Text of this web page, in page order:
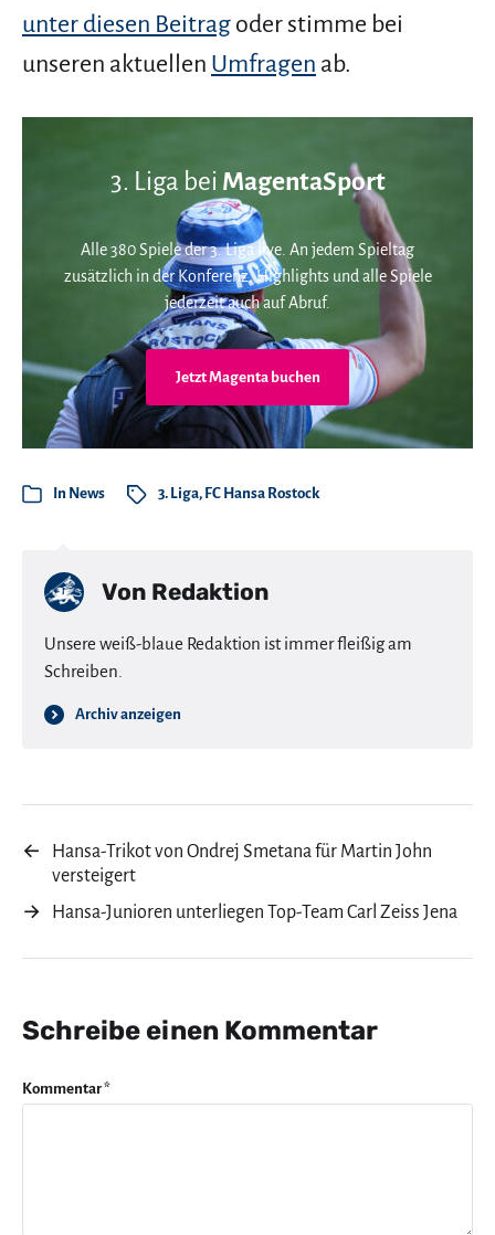
unter diesen Beitrag oder stimme bei
unseren aktuellen Umfragen ab.
3. Liga bei MagentaSport
Alle 380 Spiele der 3. Liga live. An jedem Spieltag
zusätzlich in der Konferenz. Highlights und alle Spiele
jederzeit auch auf Abruf.
Jetzt Magenta buchen
In News 3. Liga, FC Hansa Rostock
Von Redaktion
Unsere weiß-blaue Redaktion ist immer fleißig am
Schreiben.
Archiv anzeigen
←
Hansa-Trikot von Ondrej Smetana für Martin John
versteigert
→
Hansa-Junioren unterliegen Top-Team Carl Zeiss Jena
Schreibe einen Kommentar
Kommentar*